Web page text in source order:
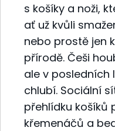
s košíky a noži,
ať už kvůli
nebo prostě jen
přírodě. Češi
ale v posledních
chlubí. Sociální
přehlídku košíků
křemenáčů a